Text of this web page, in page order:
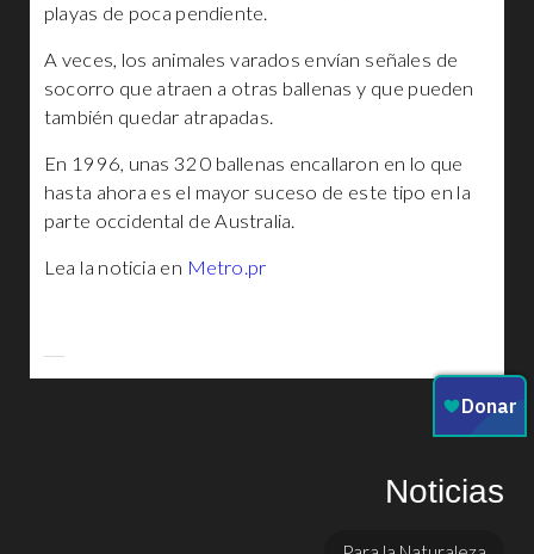
playas de poca pendiente.
A veces, los animales varados envían señales de
socorro que atraen a otras ballenas y que pueden
también quedar atrapadas.
En 1996, unas 320 ballenas encallaron en lo que
hasta ahora es el mayor suceso de este tipo en la
parte occidental de Australia.
Lea la noticia en Metro.pr
Noticias